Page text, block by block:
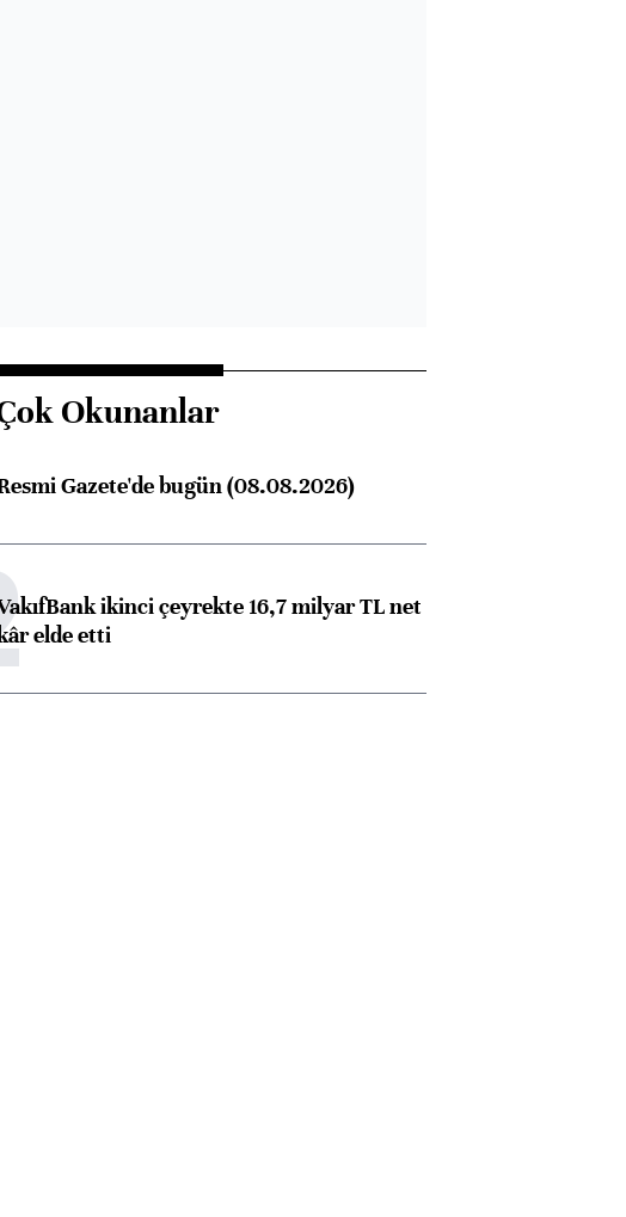
Okunanlar
Gazete'de bugün (08.08.2026)
ikinci çeyrekte 16,7 milyar TL net
elde etti